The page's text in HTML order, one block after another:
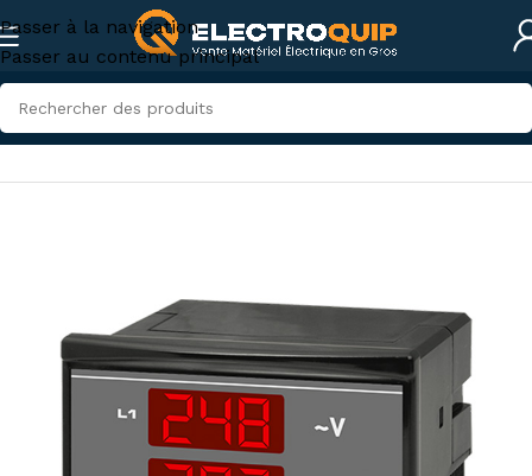
Passer à la navigation
Passer au contenu principal
Accueil/Instruments de mesures et tests